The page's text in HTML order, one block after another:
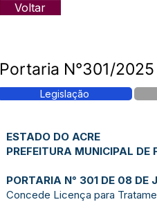
Voltar
Portaria N°301/
Legislação
ESTADO DO ACRE
PREFEITURA MUNICIPAL DE
PORTARIA N° 301 DE 08 DE
Concede Licença para